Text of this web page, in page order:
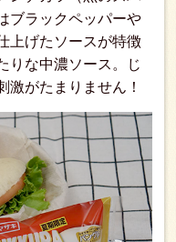
ブラックペッパーや
上げたソースが特徴
りな中濃ソース。じ
激がたまりません！